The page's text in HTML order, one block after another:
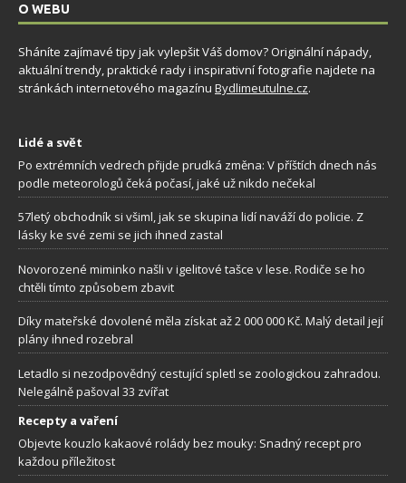
O WEBU
Sháníte zajímavé tipy jak vylepšit Váš domov? Originální nápady,
aktuální trendy, praktické rady i inspirativní fotografie najdete na
stránkách internetového magazínu Bydlimeutulne.cz.
Lidé a svět
Po extrémních vedrech přijde prudká změna: V příštích dnech nás
podle meteorologů čeká počasí, jaké už nikdo nečekal
57letý obchodník si všiml, jak se skupina lidí naváží do policie. Z
lásky ke své zemi se jich ihned zastal
Novorozené miminko našli v igelitové tašce v lese. Rodiče se ho
chtěli tímto způsobem zbavit
Díky mateřské dovolené měla získat až 2 000 000 Kč. Malý detail její
plány ihned rozebral
Letadlo si nezodpovědný cestující spletl se zoologickou zahradou.
Nelegálně pašoval 33 zvířat
Recepty a vaření
Objevte kouzlo kakaové rolády bez mouky: Snadný recept pro
každou příležitost